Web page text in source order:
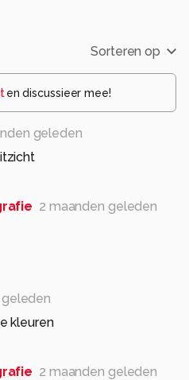
Sorteren op
en discussieer mee!
geleden
2 maanden geleden
kleuren
2 maanden geleden